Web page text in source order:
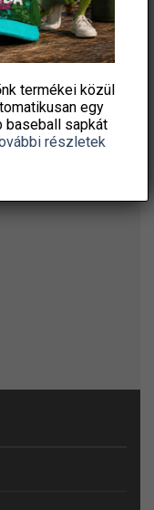
termékei közül
egy
baseball sapkát
részletek